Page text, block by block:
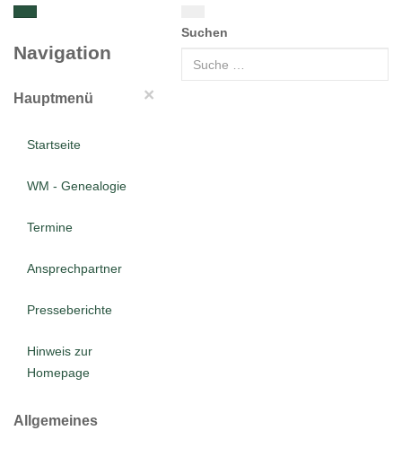
Navigation
×
Hauptmenü
Startseite
WM - Genealogie
Termine
Ansprechpartner
Presseberichte
Hinweis zur
Homepage
Allgemeines
Suchen